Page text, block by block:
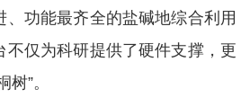
、功能最齐全的盐碱地综合利用
不仅为科研提供了硬件支撑，更
”。